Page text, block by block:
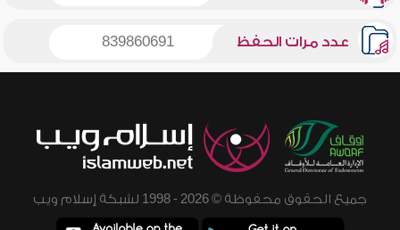
عدد مرات الحفظ 839860691
جميع الحقوق محفوظة © 2026 - 1998 لشبكة إسلام ويب